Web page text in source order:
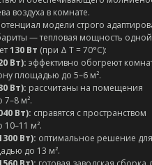
воздуха в комнате.
модели строго
— тепловая мощность одной
130 Вт (при Δ T = 70°C):
Вт): эффективно обогреют
площадью до 5–6 м².
Вт): рассчитаны на помещения
м².
Вт): справятся с пространством
м².
Вт): оптимальное решение для
до 13 м².